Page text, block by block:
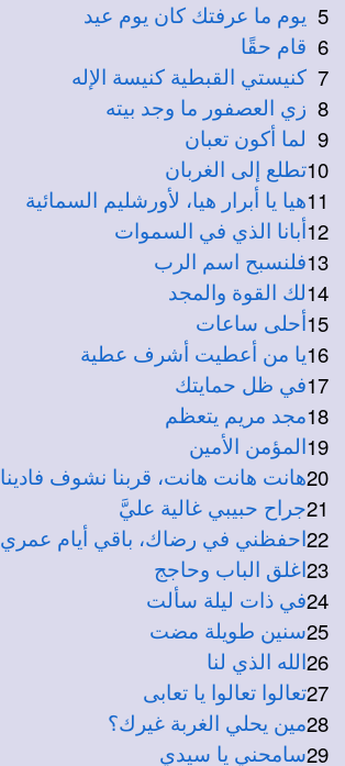
5 يوم ما عرفتك كان يوم عيد
6 قام حقًا
7 كنيستي القبطية كنيسة الإله
8 زي العصفور ما وجد بيته
9 لما أكون تعبان
10تطلع إلى الغربان
11هيا يا أبرار هيا، لأورشليم السمائية
12 أبانا الذي في السموات
13فلنسبح اسم الرب
14لك القوة والمجد
15 أحلى ساعات
16يا من أعطيت أشرف عطية
17في ظل حمايتك
18مجد مريم يتعظم
19 المؤمن الأمين
20هانت هانت هانت، قربنا نشوف فادينا
21جراح حبيبي غالية عليَّ
22 احفظني في رضاك، باقي أيام عمري
23 اغلق الباب وحاجج
24في ذات ليلة سألت
25سنين طويلة مضت
26 الله الذي لنا
27تعالوا تعالوا يا تعابى
28مين يحلي الغربة غيرك؟
29سامحني يا سيدي